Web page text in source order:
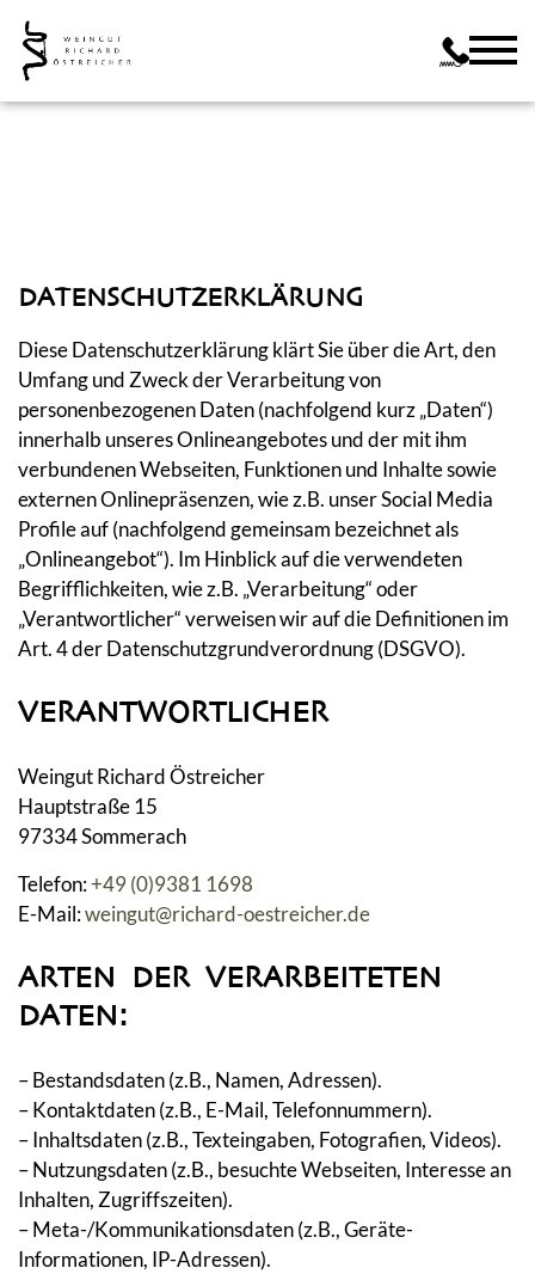
DATENSCHUTZERKLÄRUNG
Diese Datenschutzerklärung klärt Sie über die Art, den
Umfang und Zweck der Verarbeitung von
personenbezogenen Daten (nachfolgend kurz „Daten“)
innerhalb unseres Onlineangebotes und der mit ihm
verbundenen Webseiten, Funktionen und Inhalte sowie
externen Onlinepräsenzen, wie z.B. unser Social Media
Profile auf (nachfolgend gemeinsam bezeichnet als
„Onlineangebot“). Im Hinblick auf die verwendeten
Begrifflichkeiten, wie z.B. „Verarbeitung“ oder
„Verantwortlicher“ verweisen wir auf die Definitionen im
Art. 4 der Datenschutzgrundverordnung (DSGVO).
VERANTWORTLICHER
Weingut Richard Östreicher
Hauptstraße 15
97334 Sommerach
Telefon:+49 (0)9381 1698
E-Mail:weingut@richard-oestreicher.de
ARTEN DER VERARBEITETEN
DATEN:
– Bestandsdaten (z.B., Namen, Adressen).
– Kontaktdaten (z.B., E-Mail, Telefonnummern).
– Inhaltsdaten (z.B., Texteingaben, Fotografien, Videos).
– Nutzungsdaten (z.B., besuchte Webseiten, Interesse an
Inhalten, Zugriffszeiten).
– Meta-/Kommunikationsdaten (z.B., Geräte-
Informationen, IP-Adressen).